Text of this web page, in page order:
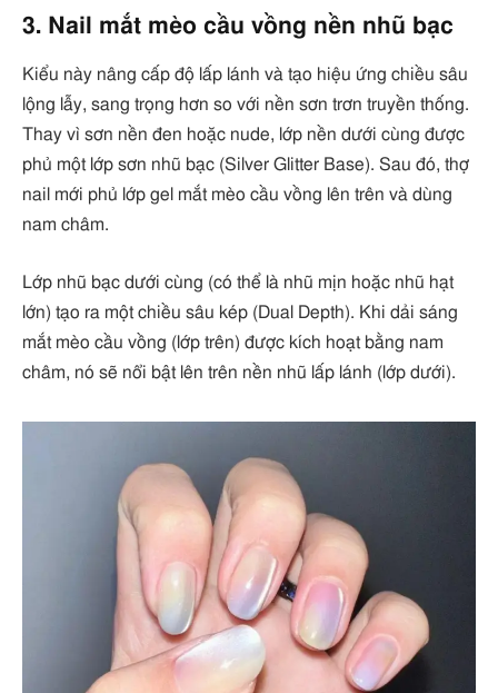
3. Nail mắt mèo cầu vồng nền nhũ bạc
Kiểu này nâng cấp độ lấp lánh và tạo hiệu ứng chiều sâu
lộng lẫy, sang trọng hơn so với nền sơn trơn truyền thống.
Thay vì sơn nền đen hoặc nude, lớp nền dưới cùng được
phủ một lớp sơn nhũ bạc (Silver Glitter Base). Sau đó, thợ
nail mới phủ lớp gel mắt mèo cầu vồng lên trên và dùng
nam châm.
Lớp nhũ bạc dưới cùng (có thể là nhũ mịn hoặc nhũ hạt
lớn) tạo ra một chiều sâu kép (Dual Depth). Khi dải sáng
mắt mèo cầu vồng (lớp trên) được kích hoạt bằng nam
châm, nó sẽ nổi bật lên trên nền nhũ lấp lánh (lớp dưới).